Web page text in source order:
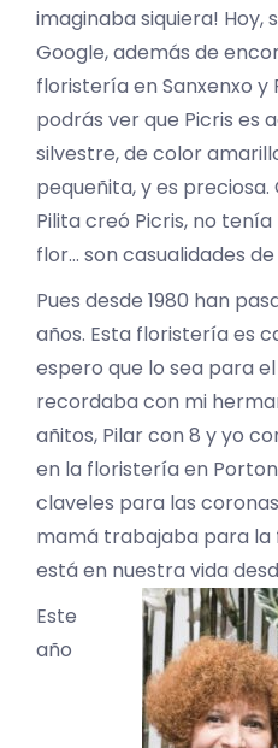
imaginaba siquiera! Hoy,
Google, además de
floristería en Sanxenxo y
podrás ver que Picris es
silvestre, de color
pequeñita, y es
Pilita creó Picris, no
flor… son casualidades
Pues desde 1980 han
años. Esta floristería es
espero que lo sea para
recordaba con mi
añitos, Pilar con 8 y yo
en la floristería en
claveles para las
mamá trabajaba para
está en nuestra vida
Este
año